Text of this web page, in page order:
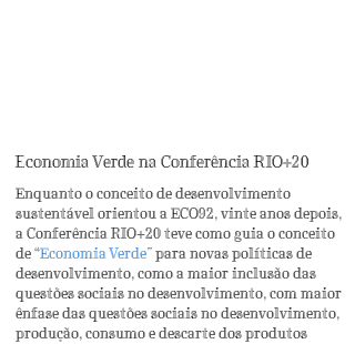
Economia Verde na Conferência RIO+20
Enquanto o conceito de desenvolvimento
sustentável orientou a ECO92, vinte anos depois,
a Conferência RIO+20 teve como guia o conceito
de “Economia Verde” para novas políticas de
desenvolvimento, como a maior inclusão das
questões sociais no desenvolvimento, com maior
ênfase das questões sociais no desenvolvimento,
produção, consumo e descarte dos produtos